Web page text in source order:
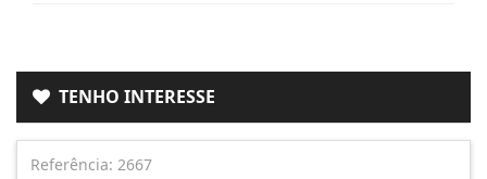
TENHO INTERESSE